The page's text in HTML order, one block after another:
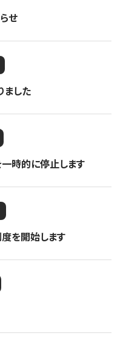
せ
ました
時的に停止します
を開始します